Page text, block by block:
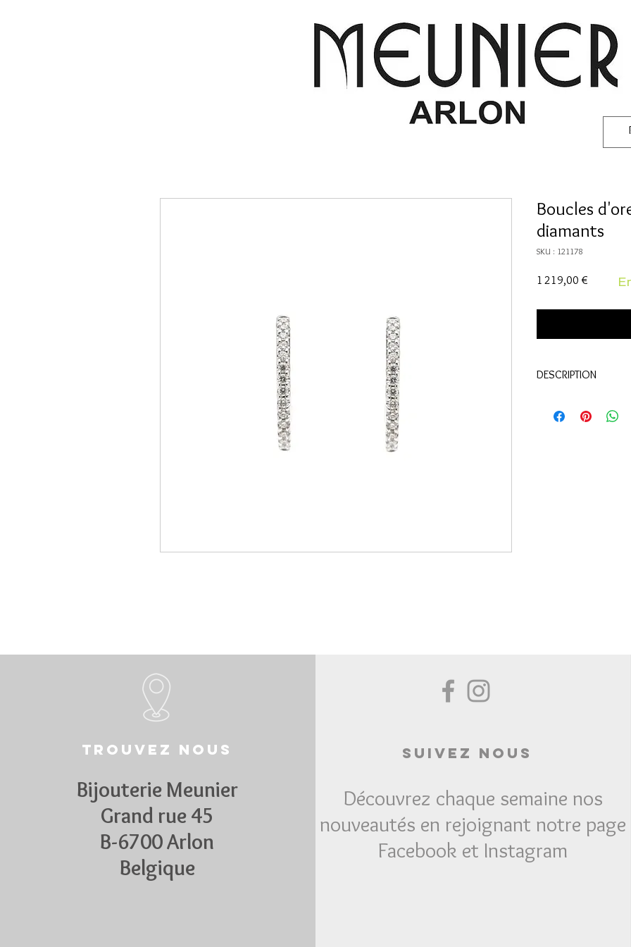
Boucles
diamants
SKU : 121178
1 219,00 €
DESCRIPTION
Pierres:
Diamants
Trouvez nous
Bijouterie Meunier
Grand rue 45
B-6700 Arlon
Belgique
Suivez Nous
Découvrez chaque semaine nos
nouveautés en rejoignant notre page
Facebook et Instagram